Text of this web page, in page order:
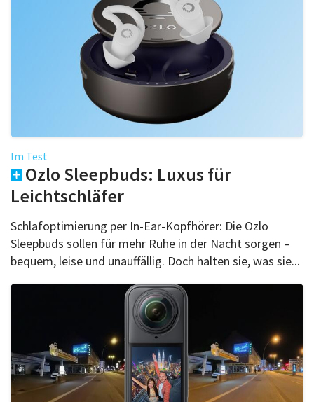
Im Test
Ozlo Sleepbuds: Luxus für
Leichtschläfer
Schlafoptimierung per In-Ear-Kopfhörer: Die Ozlo
Sleepbuds sollen für mehr Ruhe in der Nacht sorgen –
bequem, leise und unauffällig. Doch halten sie, was sie...